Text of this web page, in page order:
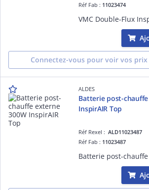
Réf Fab : 11023474
Connectez-vous pour voir vos
ALDES
Batterie post-
InspirAIR Top
Réf Rexel :ALD11023487
Réf Fab : 11023487